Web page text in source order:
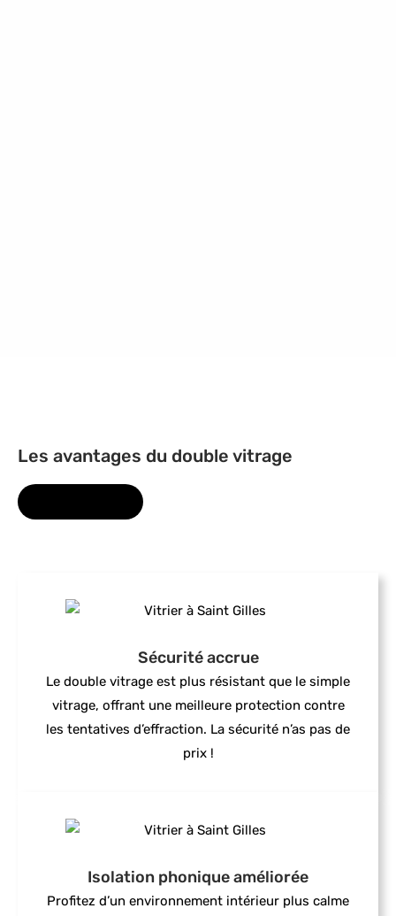
Les avantages du double vitrage
Sécurité accrue
Le double vitrage est plus résistant que le simple
vitrage, offrant une meilleure protection contre
les tentatives d’effraction. La sécurité n’as pas de
prix !
Isolation phonique améliorée
Profitez d’un environnement intérieur plus calme